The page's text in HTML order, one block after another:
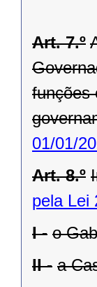
Art. 7.º
funções
01/01/
Art. 8.º
pela Lei
I - o
II - a